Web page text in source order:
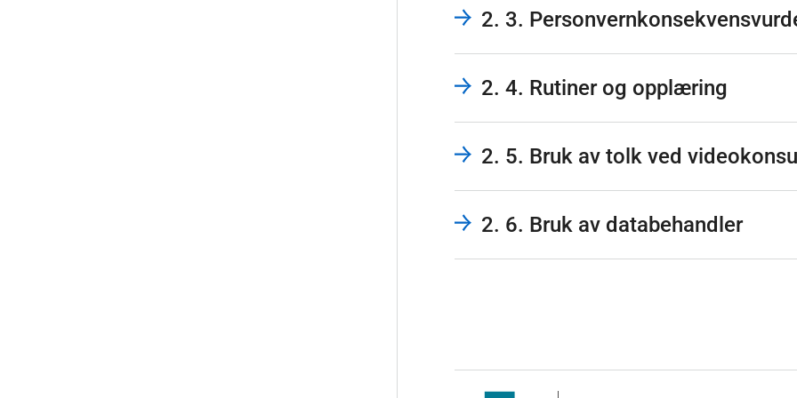
pasient/bruker i eget hjem
opplæring av pasient
2. 3.
2. 4. Rutiner og opplæring
2. 5. Bruk av tolk ved
2. 6. Bruk av databehandler